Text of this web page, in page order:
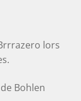
lors
Bohlen